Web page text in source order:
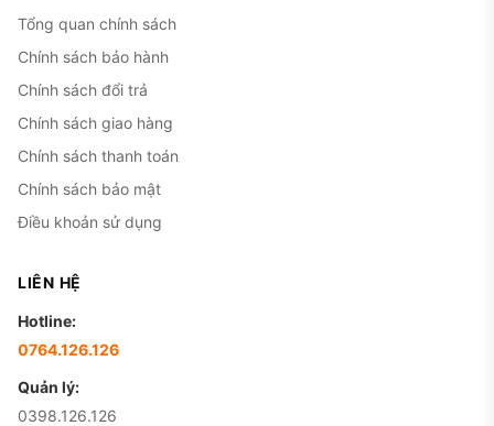
Tổng quan chính sách
Chính sách bảo hành
Chính sách đổi trả
Chính sách giao hàng
Chính sách thanh toán
Chính sách bảo mật
Điều khoản sử dụng
LIÊN HỆ
Hotline:
0764.126.126
Quản lý:
0398.126.126